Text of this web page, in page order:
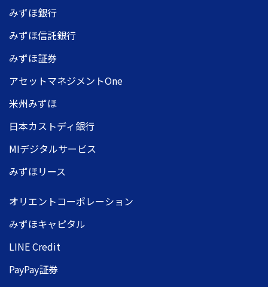
みずほ銀行
みずほ信託銀行
みずほ証券
アセットマネジメントOne
米州みずほ
日本カストディ銀行
MIデジタルサービス
みずほリース
オリエントコーポレーション
みずほキャピタル
LINE Credit
PayPay証券